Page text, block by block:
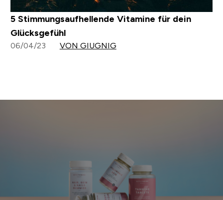
5 Stimmungsaufhellende Vitamine für dein
Glücksgefühl
06/04/23 VON GIUGNIG